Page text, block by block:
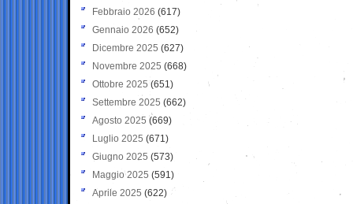
Febbraio 2026 (617)
Gennaio 2026 (652)
Dicembre 2025 (627)
Novembre 2025 (668)
Ottobre 2025 (651)
Settembre 2025 (662)
Agosto 2025 (669)
Luglio 2025 (671)
Giugno 2025 (573)
Maggio 2025 (591)
Aprile 2025 (622)